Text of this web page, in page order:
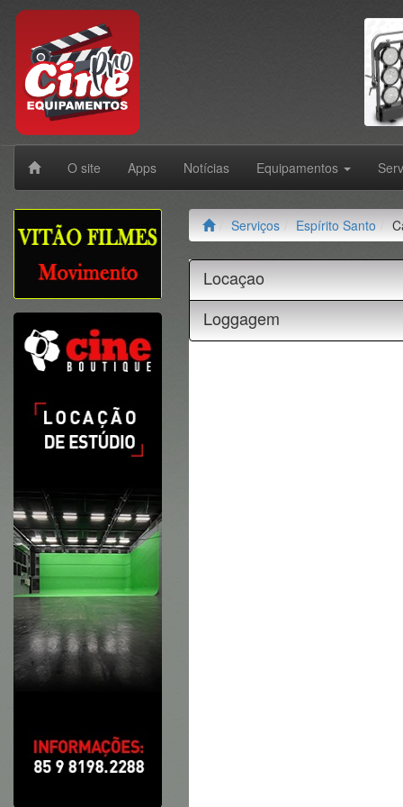
O site Apps Notícias Equipamentos
Serviços Espírito Santo
Locaçao
Loggagem